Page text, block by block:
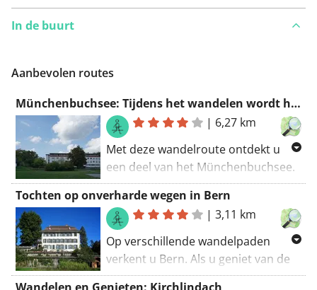
In de buurt
Aanbevolen routes
Münchenbuchsee: Tijdens het wandelen wordt het uitzicht altijd beter
| 6,27 km
Met deze wandelroute ontdekt u
een deel van het Münchenbuchsee.
Een prachtige route met de beste
panoramische wegen in snelle
volgorde. De wandelroute begint bij
de parkeerplaats. Een geweldige
route! Mijn score: 9 (van 10).
Tochten op onverharde wegen in Bern
|3,11 km
Op verschillende wandelpaden
verkent u Bern. Als u geniet van de
schoonheid van de natuur, is deze